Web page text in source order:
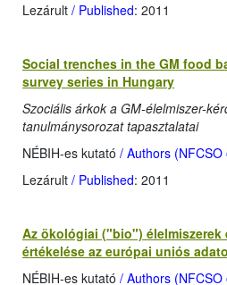
Lezárult / Published: 2011
Social trenches in the GM food
survey series in Hungary
Szociális árkok a GM-élelmiszer-
tanulmánysorozat tapasztalatai
NÉBIH-es kutató / Authors (NFCSO
Lezárult / Published: 2011
Az ökológiai ("bio") élelmiszerek
értékelése az európai uniós
NÉBIH-es kutató / Authors (NFCSO